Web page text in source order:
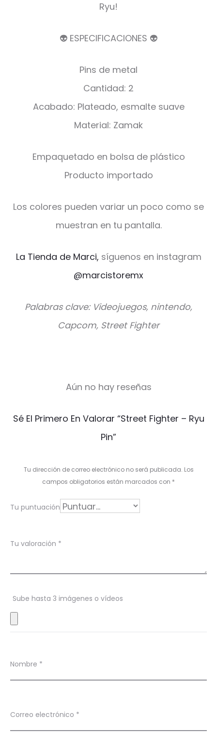
Ryu!
👽 ESPECIFICACIONES 👽
Pins de metal
Cantidad: 2
Acabado: Plateado, esmalte suave
Material: Zamak
Empaquetado en bolsa de plástico
Producto importado
Los colores pueden variar un poco como se
muestran en tu pantalla.
La Tienda de Marci, síguenos en instagram
@marcistoremx
Palabras clave: Videojuegos, nintendo,
Capcom, Street Fighter
V
a
c
o
n
s
Aún no hay reseñas
Sé El Primero En Valorar “Street Fighter – Ryu
Pin”
Tu dirección de correo electrónico no será publicada. Los
campos obligatorios están marcados con *
Tu puntuación
Tu valoración *
Sube hasta 3 imágenes o vídeos
Nombre *
Correo electrónico *